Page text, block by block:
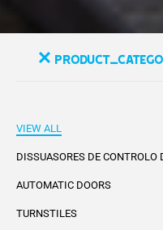
VIEW ALL
DISSUASORES DE CONTROLO
AUTOMATIC DOORS
TURNSTILES